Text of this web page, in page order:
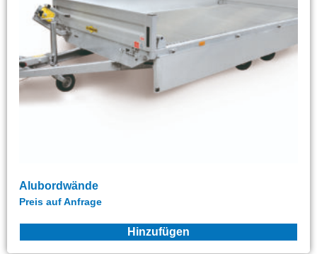
Alubordwände
Preis auf Anfrage
Hinzufügen